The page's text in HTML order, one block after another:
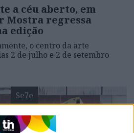
a céu aberto, em
Mostra regressa
edição
o centro da arte
2 de julho e 2 de setembro
Se7e